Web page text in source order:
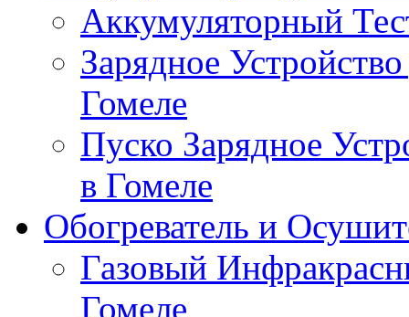
Аккумуляторный
Зарядное
Гомеле
Пуско Зарядное
в Гомеле
Обогреватель и
Газовый
Гомеле